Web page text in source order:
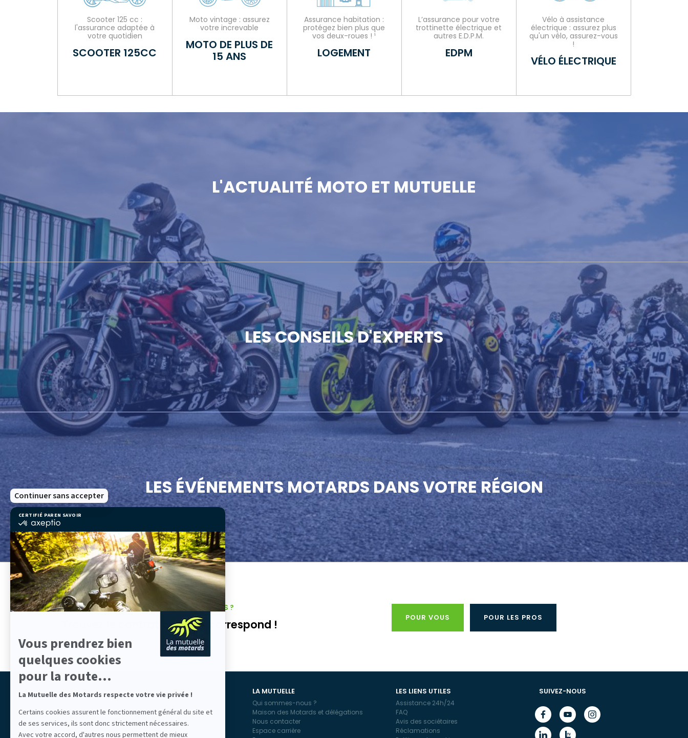
CERTIFIÉ PAR EN SAVOIR PLUS SUR
certifié
Axeptio
-
En
savoir
plus
sur
Axeptio
Vous prendrez bien
quelques cookies
pour la route...
La Mutuelle des Motards respecte votre vie privée !
Certains cookies assurent le fonctionnement général du site et
de ses services, ils sont donc strictement nécessaires.
Avec votre accord, d'autres nous permettent de mieux
Continuer sans accepter
Scooter 125 cc :
l'assurance adaptée à
votre quotidien
SCOOTER 125CC
Moto vintage : assurez
votre increvable
MOTO DE PLUS DE
15 ANS
Assurance habitation :
protégez bien plus que
vos deux-roues ! ¹
LOGEMENT
L’assurance pour votre
trottinette électrique et
autres E.D.P.M.
EDPM
Vélo à assistance
électrique : assurez plus
qu'un vélo, assurez-vous
!
VÉLO ÉLECTRIQUE
L'ACTUALITÉ MOTO ET MUTUELLE
LES CONSEILS D'EXPERTS
LES ÉVÉNEMENTS MOTARDS DANS VOTRE RÉGION
PRÊT À REJOINDRE LA MUTUELLE DES MOTARDS ?
Trouvez le contrat qui vous correspond ! POUR VOUS POUR LES PROS
ASSURONS NOTRE LIBERTÉ
Mutuelle des Motards
LA MUTUELLE
Qui sommes-nous ?
Maison des Motards et délégations
Nous contacter
Espace carrière
LES LIENS UTILES
Assistance 24h/24
FAQ
Avis des sociétaires
Réclamations
SUIVEZ-NOUS
Facebook
(nouvelle
fenêtre)
Youtube
(nouvelle
Instagram
(nouvelle
LinkedinLib